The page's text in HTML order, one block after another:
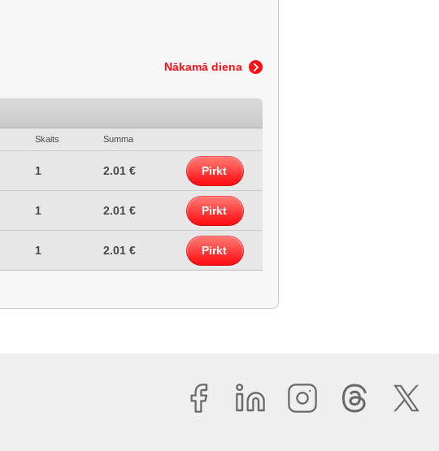
Nākamā diena
Skaits Summa
1 2.01 € Pirkt
1 2.01 € Pirkt
1 2.01 € Pirkt